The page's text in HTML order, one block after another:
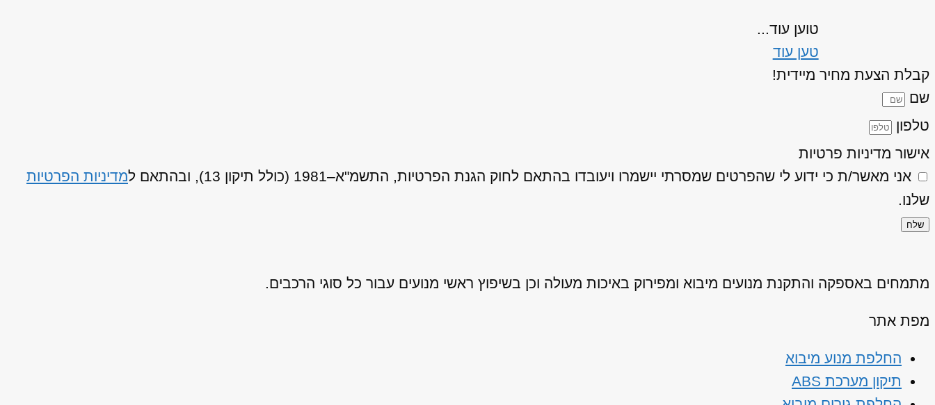
טוען עוד...
טען עוד
קבלת הצעת מחיר מיידית!
שם
טלפון
אישור מדיניות פרטיות
אני מאשר/ת כי ידוע לי שהפרטים שמסרתי יישמרו ויעובדו בהתאם לחוק הגנת הפרטיות, התשמ"א–1981 (כולל תיקון 13), ובהתאם ל
מדיניות הפרטיות
שלנו.
שלח
מתמחים באספקה והתקנת מנועים מיבוא ומפירוק באיכות מעולה וכן בשיפוץ ראשי מנועים עבור כל סוגי הרכבים.
מפת אתר
החלפת מנוע מיבוא
תיקון מערכת ABS